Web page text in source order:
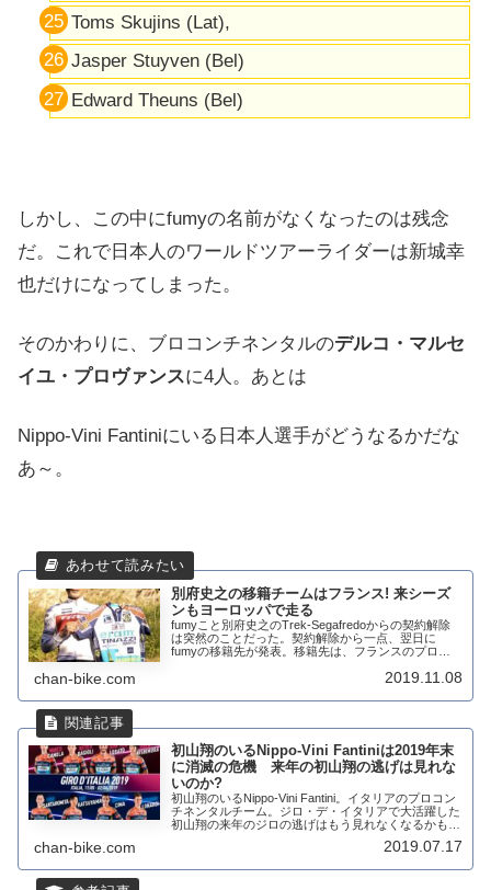
Toms Skujins (Lat),
Jasper Stuyven (Bel)
Edward Theuns (Bel)
しかし、この中にfumyの名前がなくなったのは残念
だ。これで日本人のワールドツアーライダーは新城幸
也だけになってしまった。
そのかわりに、ブロコンチネンタルのデルコ・マルセ
イユ・プロヴァンスに4人。あとは
Nippo-Vini Fantiniにいる日本人選手がどうなるかだな
あ～。
別府史之の移籍チームはフランス! 来シーズ
ンもヨーロッパで走る
fumyこと別府史之のTrek-Segafredoからの契約解除
は突然のことだった。契約解除から一点、翌日に
fumyの移籍先が発表。移籍先は、フランスのプロコ
chan-bike.com 2019.11.08
初山翔のいるNippo-Vini Fantiniは2019年末
に消滅の危機 来年の初山翔の逃げは見れな
いのか?
初山翔のいるNippo-Vini Fantini。イタリアのプロコン
チネンタルチーム。ジロ・デ・イタリアで大活躍した
初山翔の来年のジロの逃げはもう見れなくなるかもし
chan-bike.com 2019.07.17